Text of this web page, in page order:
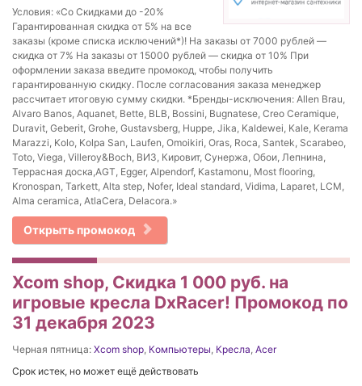
Условия: «Со Скидками до -20%
Гарантированная скидка от 5% на все
заказы (кроме списка исключений*)! На заказы от 7000 рублей —
скидка от 7% На заказы от 15000 рублей — скидка от 10% При
оформлении заказа введите промокод, чтобы получить
гарантированную скидку. После согласования заказа менеджер
рассчитает итоговую сумму скидки. *Бренды-исключения: Allen Brau,
Alvaro Banos, Aquanet, Bette, BLB, Bossini, Bugnatese, Creo Ceramique,
Duravit, Geberit, Grohe, Gustavsberg, Huppe, Jika, Kaldewei, Kale, Kerama
Marazzi, Kolo, Kolpa San, Laufen, Omoikiri, Oras, Roca, Santek, Scarabeo,
Toto, Viega, Villeroy&Boch, ВИЗ, Кировит, Сунержа, Обои, Лепнина,
Террасная доска,AGT, Egger, Alpendorf, Kastamonu, Most flooring,
Kronospan, Tarkett, Alta step, Nofer, Ideal standard, Vidima, Laparet, LCM,
Alma ceramica, AtlaCera, Delacora.»
Открыть промокод
Xcom shop, Скидка 1 000 руб. на
игровые кресла DxRacer! Промокод по
31 декабря 2023
Черная пятница: Xcom shop, Компьютеры, Кресла, Acer
Срок истек, но может ещё действовать